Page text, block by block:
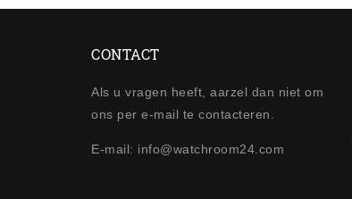
CONTACT
Als u vragen heeft, aarzel dan niet om
ons per e-mail te contacteren.
E-mail: info@watchroom24.com